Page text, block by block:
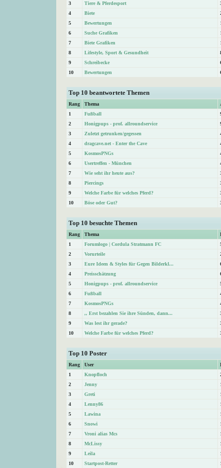
3
Tiere & Pferdesport
4
Biete
5
Bewertungen
6
Suche Grafiken
7
Biete Grafiken
8
Lifestyle, Sport & Gesundheit
9
Schreibecke
10
Bewertungen
Top 10 beantwortete Themen
Rang Thema
1
Fußball
2
Honigpups - prof. allroundservice
3
Zuletzt getrunken/gegessen
4
dragcave.net - Enter the Cave
5
KosmosPNGs
6
Usertreffen - München
7
Wie seht ihr heute aus?
8
Piercings
9
Welche Farbe für welches Pferd?
10
Böse oder Gut?
Top 10 besuchte Themen
Rang Thema
1
Forumlogo | Cordula Stratmann FC
2
Vorurteile
3
Eure Ideen & Styles für Gegen Bilderkl...
4
Preisschätzung
5
Honigpups - prof. allroundservice
6
Fußball
7
KosmosPNGs
8
,, Erst bezahlen Sie ihre Sünden, dann...
9
Was lest ihr gerade?
10
Welche Farbe für welches Pferd?
Top 10 Poster
Rang User
1
Knopfloch
2
Jenny
3
Greti
4
Lenny86
5
Lawina
6
Snowi
7
Vroni alias Mcs
8
McLissy
9
Leila
10
Startpost-Retter